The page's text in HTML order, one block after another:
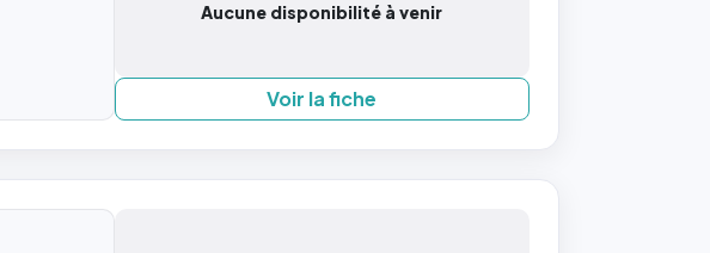
Aucune disponibilité à venir
Voir la fiche